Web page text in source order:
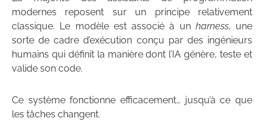
modernes reposent sur un principe relativement
classique. Le modèle est associé à un harness, une
sorte de cadre d’exécution conçu par des ingénieurs
humains qui définit la manière dont l’IA génère, teste et
valide son code.
Ce système fonctionne efficacement… jusqu’à ce que
les tâches changent.